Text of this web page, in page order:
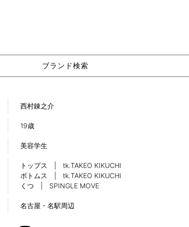
ブランド検索
西村錬之介
19歳
美容学生
トップス | tk.TAKEO KIKUCHI
ボトムス | tk.TAKEO KIKUCHI
くつ | SPINGLE MOVE
名古屋・名駅周辺